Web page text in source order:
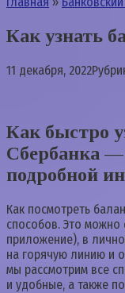
Как узнать
11 декабря, 2022
Как быстро
Сбербанка —
подробной
Как посмотреть
способов. Это можно
приложение), в
на горячую линию и
мы рассмотрим все
и удобные, а также